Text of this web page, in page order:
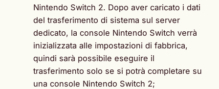
Nintendo Switch 2. Dopo aver caricato i dati
del trasferimento di sistema sul server
dedicato, la console Nintendo Switch verrà
inizializzata alle impostazioni di fabbrica,
quindi sarà possibile eseguire il
trasferimento solo se si potrà completare su
una console Nintendo Switch 2;